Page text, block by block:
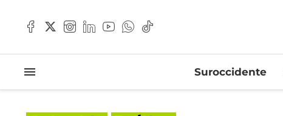
Suroccidente